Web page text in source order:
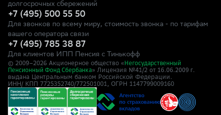
долгосрочных сбережений
+7 (495) 500 55 50
Для звонков по всему миру, стоимость звонка - по тарифам
вашего оператора связи
+7 (495) 785 38 87
Для клиентов ИПП Пенсия с Тинькофф
© 2009–2026 Акционерное общество « Негосударственный
Пенсионный Фонд Сбербанка» Лицензия №41/2 от 16.06.2009 г.
выдана Центральным банком Российской Федерации.
ИНН/ КПП 7725352740/772501001, ОГРН 1147799009160